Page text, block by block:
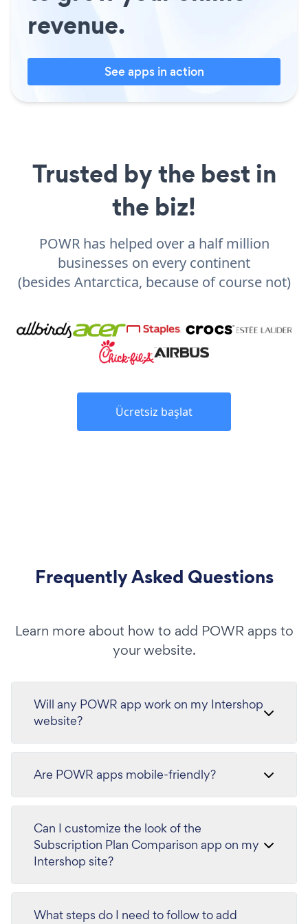
revenue.
See apps in action
Trusted by the best in
the biz!
POWR has helped over a half million
businesses on every continent
(besides Antarctica, because of course not)
Ücretsiz başlat
Frequently Asked Questions
Learn more about how to add POWR apps to
your website.
Will any POWR app work on my Intershop
website?
Are POWR apps mobile-friendly?
Can I customize the look of the
Subscription Plan Comparison app on my
Intershop site?
What steps do I need to follow to add